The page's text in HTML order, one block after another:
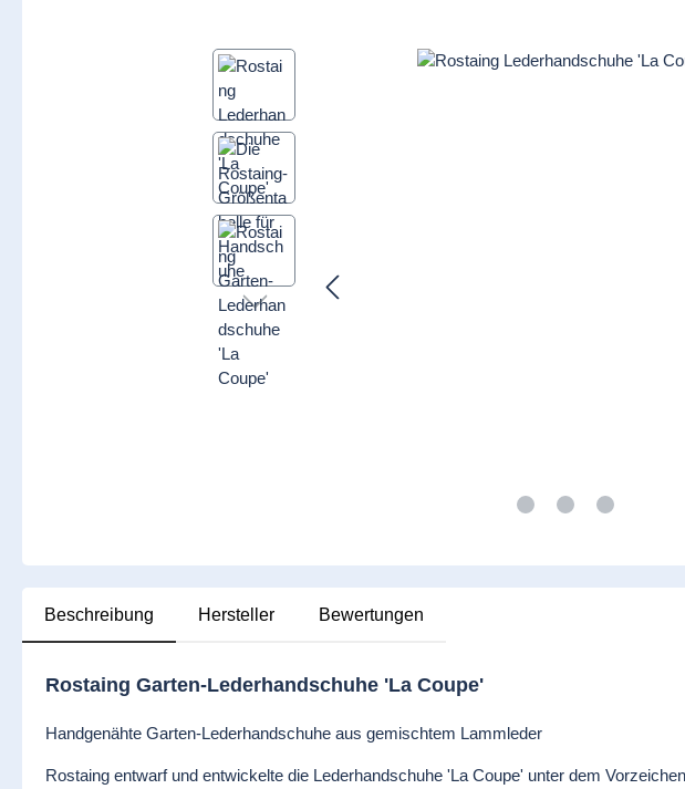
Bildergalerie überspringen
Beschreibung Hersteller Bewertungen
Rostaing Garten-Lederhandschuhe 'La Coupe'
Handgenähte Garten-Lederhandschuhe aus gemischtem Lammleder
Rostaing entwarf und entwickelte die Lederhandschuhe 'La Coupe' unter dem